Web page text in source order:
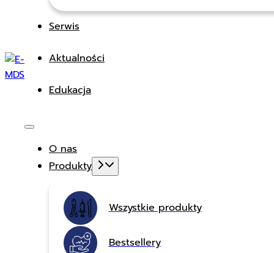
Serwis
Aktualności
Edukacja
O nas
Produkty
Wszystkie produkty
Bestsellery